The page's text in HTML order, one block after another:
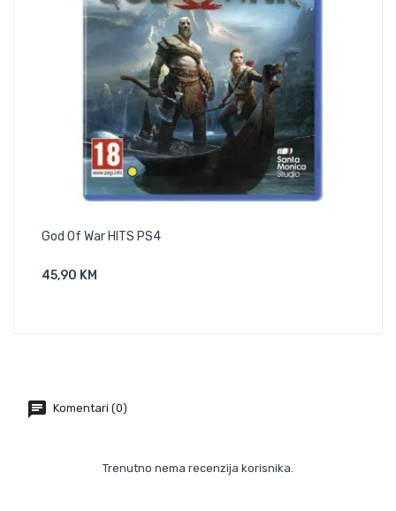
God Of War HITS PS4
45,90 KM
Komentari (0)
Trenutno nema recenzija korisnika.